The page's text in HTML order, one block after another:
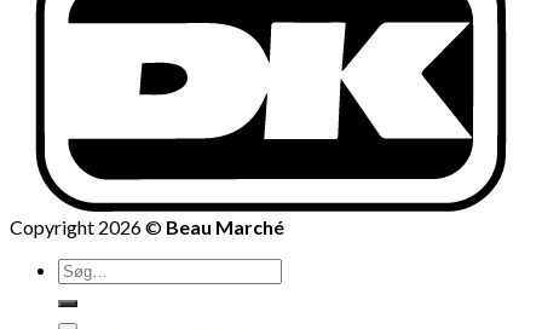
Copyright 2026 © Beau Marché
Søg
efter: